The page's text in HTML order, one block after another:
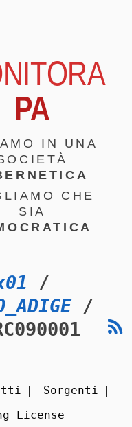
PA
IN UNA
CHE
SIA
/
/
Sorgenti
License